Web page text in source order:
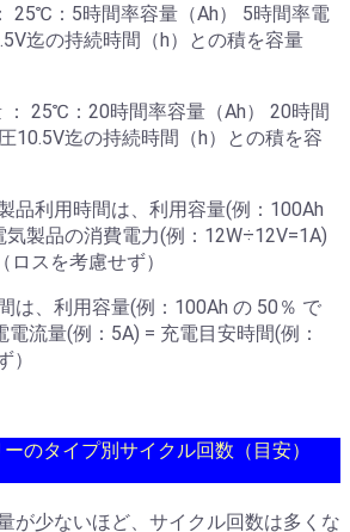
25℃：5時間率容量（Ah） 5時間率電
迄の持続時間（h）との積を容量
： 25℃：20時間率容量（Ah） 20時間
10.5V迄の持続時間（h）との積を容
品利用時間は、利用容量(例：100Ah
製品の消費電力(例：12W÷12V=1A)
ロスを考慮せず）
は、利用容量(例：100Ah の 50％ で
流量(例：5A) = 充電目安時間(例：
）
のタイプ別サイクル回数（目安）
が少ないほど、サイクル回数は多くな